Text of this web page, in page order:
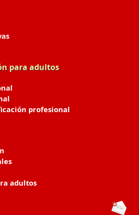
para adultos
profesional
adultos